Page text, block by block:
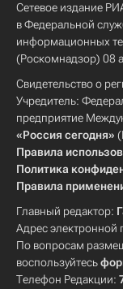
Сетевое издание
в Федеральной
информационных
(Роскомнадзор) 08
Свидетельство о
Учредитель:
предприятие
«Россия сегодня»
Правила
Политика
Правила
Главный редактор:
Адрес электронной
По вопросам
воспользуйтесь
Телефон Редакции: